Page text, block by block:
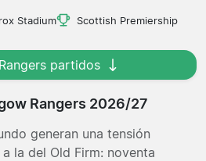
Stadium Scottish Premiership
partidos
Rangers 2026/27
generan una tensión
la del Old Firm: noventa